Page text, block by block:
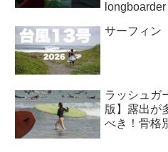
サーフィン
ラッシュガ
版】露出が
べき！骨格